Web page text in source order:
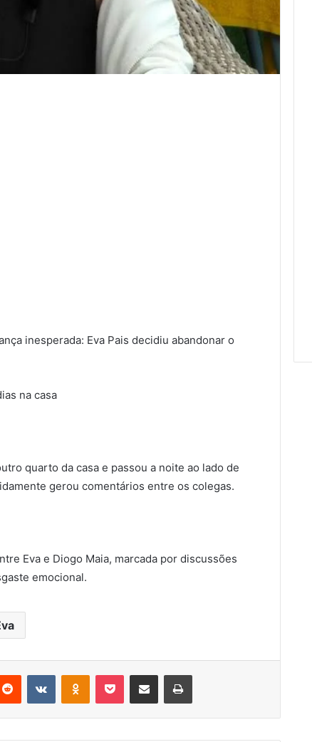
inesperada: Eva Pais decidiu abandonar o
na casa
quarto da casa e passou a noite ao lado de
gerou comentários entre os colegas.
Eva e Diogo Maia, marcada por discussões
emocional.
Reddit VK OK Pocket Compartilhar via e-mail Imprimir